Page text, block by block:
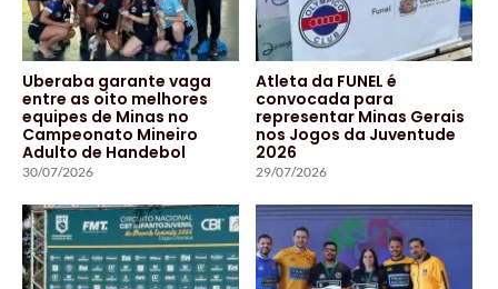
Uberaba garante vaga
entre as oito melhores
equipes de Minas no
Campeonato Mineiro
Adulto de Handebol
30/07/2026
Atleta da FUNEL é
convocada para
representar Minas Gerais
nos Jogos da Juventude
2026
29/07/2026